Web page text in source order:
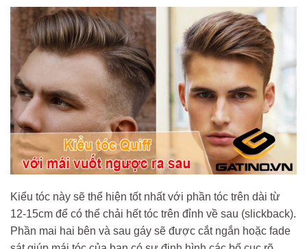
Kiểu tóc này sẽ thể hiện tốt nhất với phần tóc trên dài từ
12-15cm để có thể chải hết tóc trên đỉnh về sau (slickback).
Phần mai hai bên và sau gáy sẽ được cắt ngắn hoặc fade